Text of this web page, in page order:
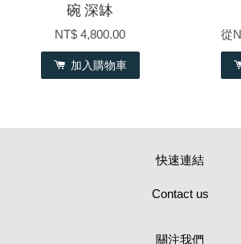
碗 深缽
NT$ 4,800.00
加入購物車
從
快速連結
Contact us
關注我們